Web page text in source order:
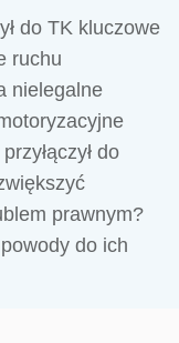
do TK kluczowe
ruchu
nielegalne
do
prawnym?
do ich